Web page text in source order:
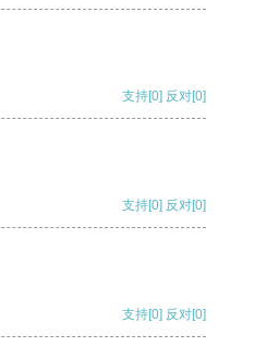
支持[0] 反对[0]
支持[0] 反对[0]
支持[0] 反对[0]